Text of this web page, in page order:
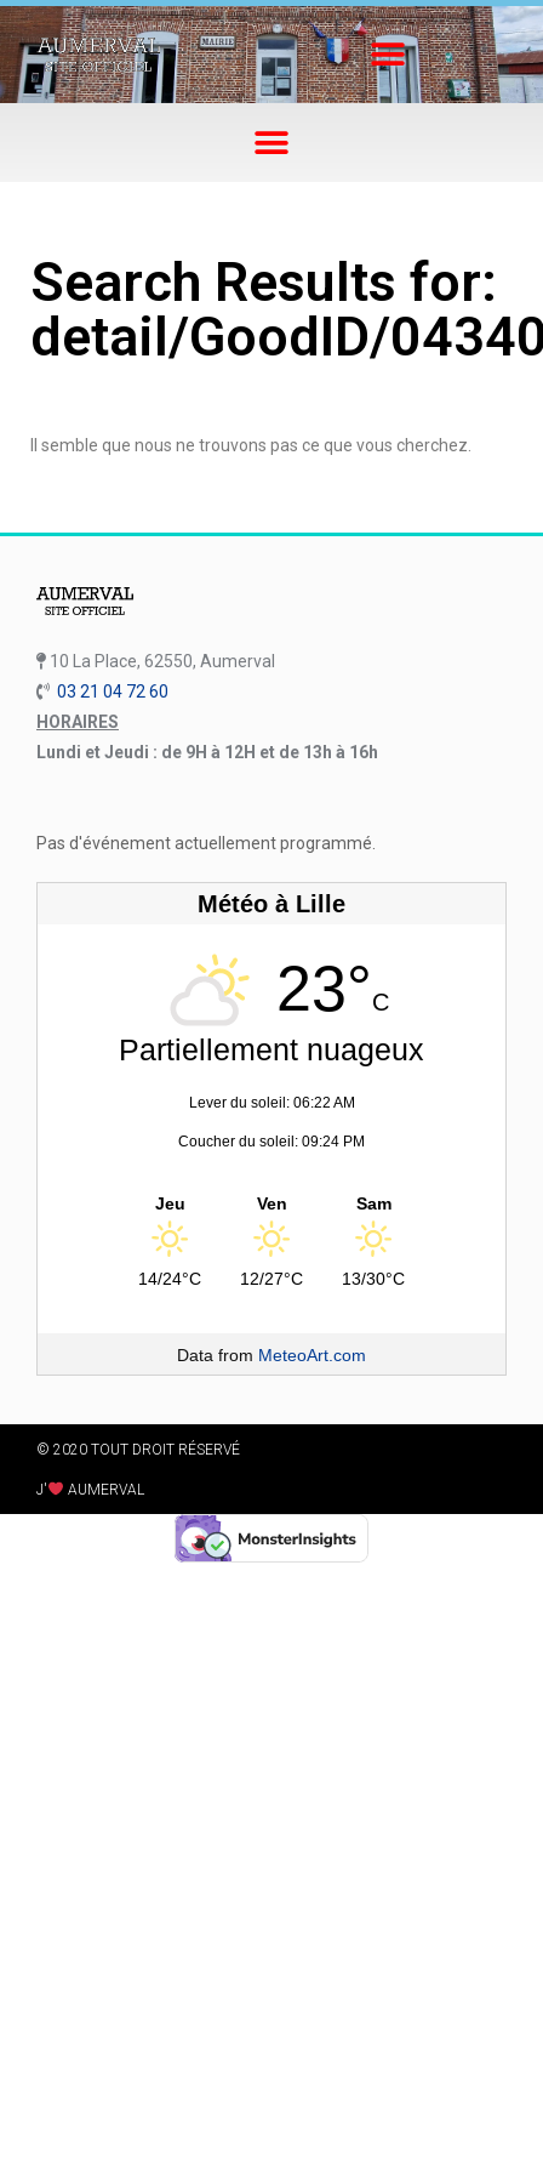
Search Results for:
detail/GoodID/
Il semble que nous ne trouvons pas ce que vous cherchez.
10 La Place, 62550, Aumerval
03 21 04 72 60
HORAIRES
Lundi et Jeudi : de 9H à 12H et de 13h à 16h
Pas d'événement actuellement programmé.
Météo à Lille
23°C
Partiellement nuageux
Lever du soleil: 06:22 AM
Coucher du soleil: 09:24 PM
Jeu
14/24°C
Ven
12/27°C
Sam
13/30°C
Data from MeteoArt.com
© 2020 TOUT DROIT RÉSERVÉ
J' AUMERVAL